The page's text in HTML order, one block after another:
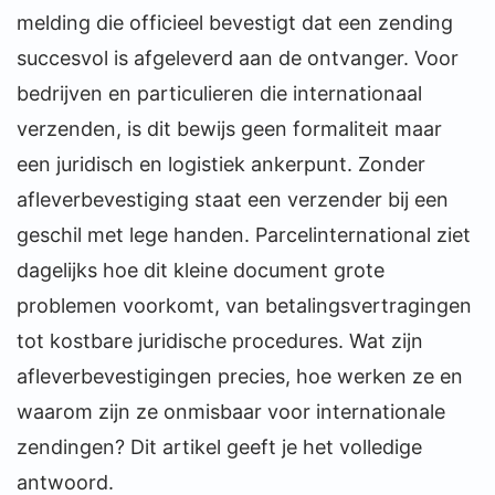
melding die officieel bevestigt dat een zending
succesvol is afgeleverd aan de ontvanger. Voor
bedrijven en particulieren die internationaal
verzenden, is dit bewijs geen formaliteit maar
een juridisch en logistiek ankerpunt. Zonder
afleverbevestiging staat een verzender bij een
geschil met lege handen. Parcelinternational ziet
dagelijks hoe dit kleine document grote
problemen voorkomt, van betalingsvertragingen
tot kostbare juridische procedures. Wat zijn
afleverbevestigingen precies, hoe werken ze en
waarom zijn ze onmisbaar voor internationale
zendingen? Dit artikel geeft je het volledige
antwoord.